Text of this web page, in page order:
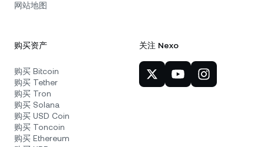
网站地图
购买资产
购买 Bitcoin
购买 Tether
购买 Tron
购买 Solana
购买 USD Coin
购买 Toncoin
购买 Ethereum
关注 Nexo